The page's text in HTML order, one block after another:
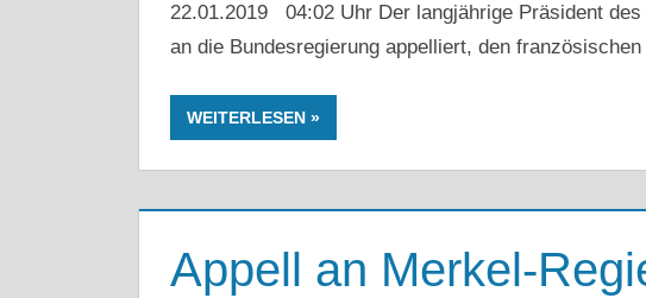
22.01.2019 04:02 Uhr Der langjährige Präsident
an die Bundesregierung appelliert, den
WEITERLESEN
Appell an Merkel-